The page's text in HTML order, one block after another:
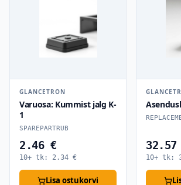
GLANCETRON
Varuosa: Kummist jalg K-
1
SPAREPARTRUB
2.46 €
10+ tk: 2.34 €
Lisa ostukorvi
32.57
10+ tk: